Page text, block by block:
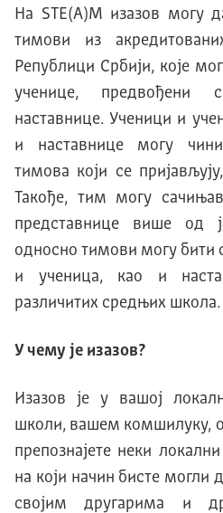
На SТЕ(А)М изазов могу
тимови из
Републици Србији, које
ученице, предвођени
наставнице. Ученици и
и наставнице могу
тимова који се
Такође, тим могу
представнице више од
односно тимови могу бити
и ученица, као и
различитих средњих школа.
У чему је изазов?
Изазов је у вашој
школи, вашем комшилуку,
препознајете неки
на који начин бисте могли
својим другарима и